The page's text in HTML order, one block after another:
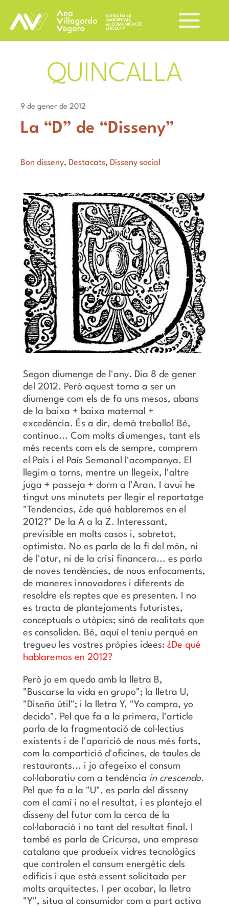
QUINCALLA
9 de gener de 2012
La “D” de “Disseny”
Bon disseny, Destacats, Disseny social
Segon diumenge de l'any. Dia 8 de gener
del 2012. Però aquest torna a ser un
diumenge com els de fa uns mesos, abans
de la baixa + baixa maternal +
excedència. És a dir, demà treballo! Bé,
continuo... Com molts diumenges, tant els
més recents com els de sempre, comprem
el País i el País Semanal l'acompanya. El
llegim a torns, mentre un llegeix, l'altre
juga + passeja + dorm a l'Aran. I avui he
tingut uns minutets per llegir el reportatge
"Tendencias, ¿de qué hablaremos en el
2012?" De la A a la Z. Interessant,
previsible en molts casos i, sobretot,
optimista. No es parla de la fi del món, ni
de l'atur, ni de la crisi financera... es parla
de noves tendències, de nous enfocaments,
de maneres innovadores i diferents de
resoldre els reptes que es presenten. I no
es tracta de plantejaments futuristes,
conceptuals o utòpics; sinó de realitats que
es consoliden. Bé, aquí el teniu perquè en
tregueu les vostres pròpies idees: ¿De qué
hablaremos en 2012?
Però jo em quedo amb la lletra B,
"Buscarse la vida en grupo"; la lletra U,
"Diseño útil"; i la lletra Y, "Yo compro, yo
decido". Pel que fa a la primera, l'article
parla de la fragmentació de col·lectius
existents i de l'aparició de nous més forts,
com la compartició d'oficines, de taules de
restaurants... i jo afegeixo el consum
col·laboratiu com a tendència in crescendo.
Pel que fa a la "U", es parla del disseny
com el camí i no el resultat, i es planteja el
disseny del futur com la cerca de la
col·laboració i no tant del resultat final. I
també es parla de Cricursa, una empresa
catalana que produeix vidres tecnològics
que controlen el consum energètic dels
edificis i que està essent solicitada per
molts arquitectes. I per acabar, la lletra
"Y", situa al consumidor com a part activa